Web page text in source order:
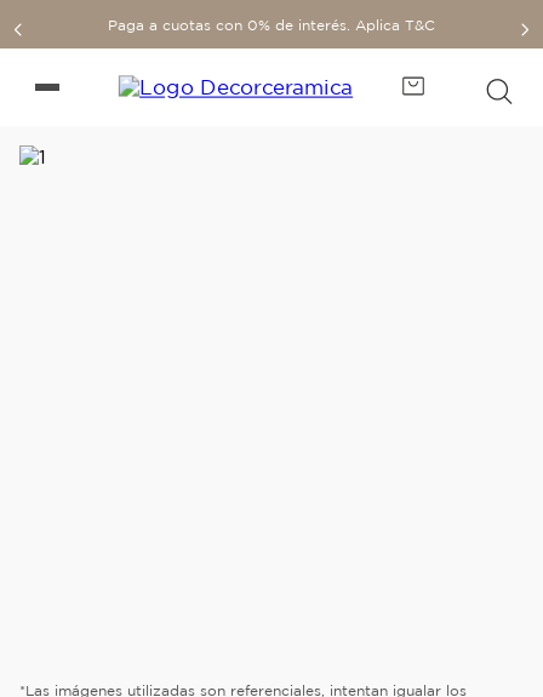
Paga a cuotas con 0% de interés. Aplica T&C
*Las imágenes utilizadas son referenciales, intentan igualar los